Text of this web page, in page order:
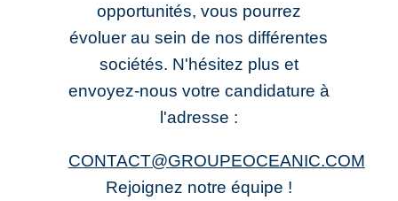
opportunités, vous pourrez
évoluer au sein de nos différentes
sociétés. N'hésitez plus et
envoyez-nous votre candidature à
l'adresse :
CONTACT@GROUPEOCEANIC.COM
Rejoignez notre équipe !